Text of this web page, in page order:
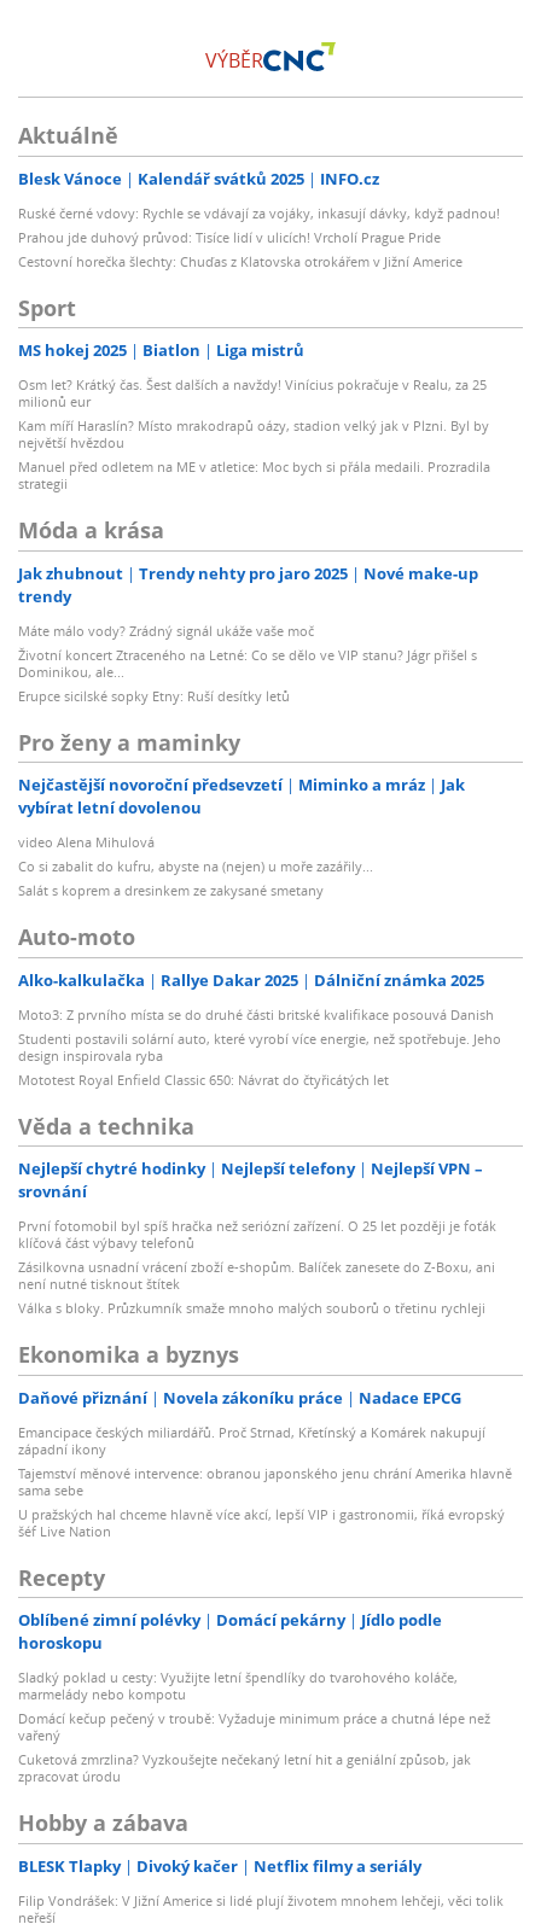
VÝBĚR
Aktuálně
Blesk Vánoce Kalendář svátků 2025 INFO.cz
Ruské černé vdovy: Rychle se vdávají za vojáky, inkasují dávky, když padnou!
Prahou jde duhový průvod: Tisíce lidí v ulicích! Vrcholí Prague Pride
Cestovní horečka šlechty: Chuďas z Klatovska otrokářem v Jižní Americe
Sport
MS hokej 2025 Biatlon Liga mistrů
Osm let? Krátký čas. Šest dalších a navždy! Vinícius pokračuje v Realu, za 25
milionů eur
Kam míří Haraslín? Místo mrakodrapů oázy, stadion velký jak v Plzni. Byl by
největší hvězdou
Manuel před odletem na ME v atletice: Moc bych si přála medaili. Prozradila
strategii
Móda a krása
Jak zhubnout Trendy nehty pro jaro 2025
Nové make-up
trendy
Máte málo vody? Zrádný signál ukáže vaše moč
Životní koncert Ztraceného na Letné: Co se dělo ve VIP stanu? Jágr přišel s
Dominikou, ale...
Erupce sicilské sopky Etny: Ruší desítky letů
Pro ženy a maminky
Nejčastější novoroční předsevzetí Miminko a mráz
Jak
vybírat letní dovolenou
video Alena Mihulová
Co si zabalit do kufru, abyste na (nejen) u moře zazářily...
Salát s koprem a dresinkem ze zakysané smetany
Auto-moto
Alko-kalkulačka Rallye Dakar 2025 Dálniční známka 2025
Moto3: Z prvního místa se do druhé části britské kvalifikace posouvá Danish
Studenti postavili solární auto, které vyrobí více energie, než spotřebuje. Jeho
design inspirovala ryba
Mototest Royal Enfield Classic 650: Návrat do čtyřicátých let
Věda a technika
Nejlepší chytré hodinky Nejlepší telefony
Nejlepší VPN –
srovnání
První fotomobil byl spíš hračka než seriózní zařízení. O 25 let později je foťák
klíčová část výbavy telefonů
Zásilkovna usnadní vrácení zboží e-shopům. Balíček zanesete do Z-Boxu, ani
není nutné tisknout štítek
Válka s bloky. Průzkumník smaže mnoho malých souborů o třetinu rychleji
Ekonomika a byznys
Daňové přiznání Novela zákoníku práce Nadace EPCG
Emancipace českých miliardářů. Proč Strnad, Křetínský a Komárek nakupují
západní ikony
Tajemství měnové intervence: obranou japonského jenu chrání Amerika hlavně
sama sebe
U pražských hal chceme hlavně více akcí, lepší VIP i gastronomii, říká evropský
šéf Live Nation
Recepty
Oblíbené zimní polévky Domácí pekárny
Jídlo podle
horoskopu
Sladký poklad u cesty: Využijte letní špendlíky do tvarohového koláče,
marmelády nebo kompotu
Domácí kečup pečený v troubě: Vyžaduje minimum práce a chutná lépe než
vařený
Cuketová zmrzlina? Vyzkoušejte nečekaný letní hit a geniální způsob, jak
zpracovat úrodu
Hobby a zábava
BLESK Tlapky Divoký kačer Netflix filmy a seriály
Filip Vondrášek: V Jižní Americe si lidé plují životem mnohem lehčeji, věci tolik
neřeší